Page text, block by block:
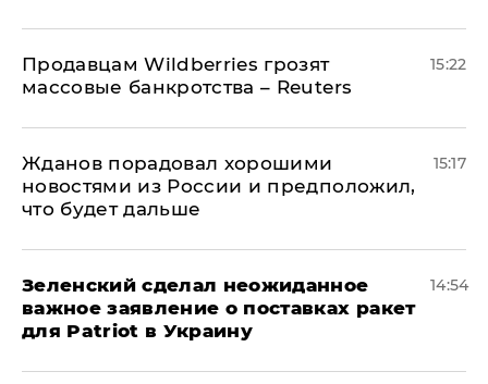
Продавцам Wildberries грозят
массовые банкротства – Reuters
15:22
Жданов порадовал хорошими
новостями из России и предположил,
что будет дальше
15:17
Зеленский сделал неожиданное
важное заявление о поставках ракет
для Patriot в Украину
14:54